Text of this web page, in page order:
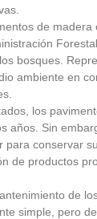
de madera
bosques.
ambiente en
los
años. Sin
para conservar
de productos
de
simple, pero